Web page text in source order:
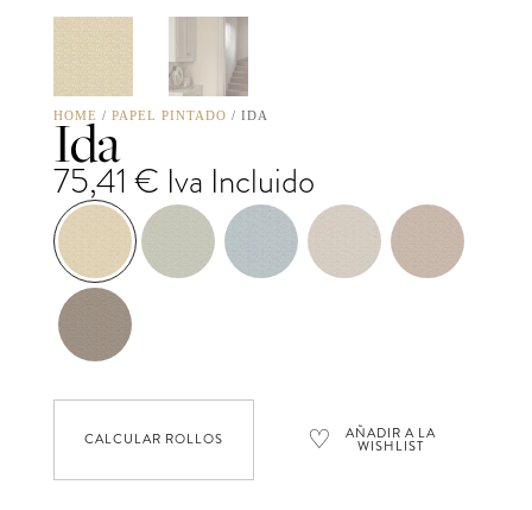
HOME / PAPEL PINTADO / IDA
Ida
75,41 € Iva Incluido
CALCULAR ROLLOS ♡ AÑADIR A LA
WISHLIST